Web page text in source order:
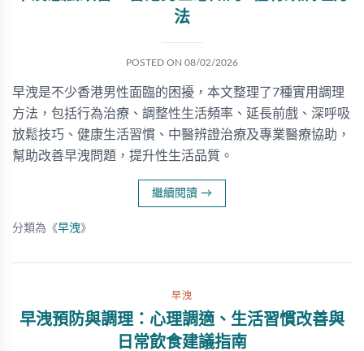
法
POSTED ON 08/02/2026
早洩是不少香港男性面臨的困擾，本文整理了7種實用調理
方法，包括行為治療、調整性生活頻率、延長前戲、深呼吸
放鬆技巧、健康生活習慣、中醫辨證治療及專業醫療協助，
幫助改善早洩問題，提升性生活品質。
繼續閱讀 →
分類為《早洩》
早洩
早洩預防與調理：心理調適、生活習慣改善與
日常飲食建議指南